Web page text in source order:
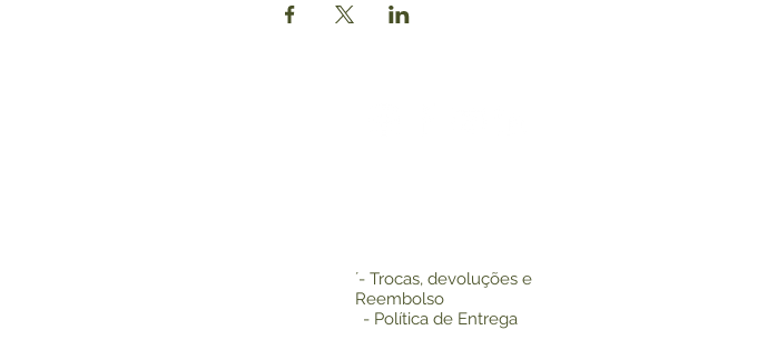
´- Trocas, devoluções e
Reembolso
- Política de Entrega